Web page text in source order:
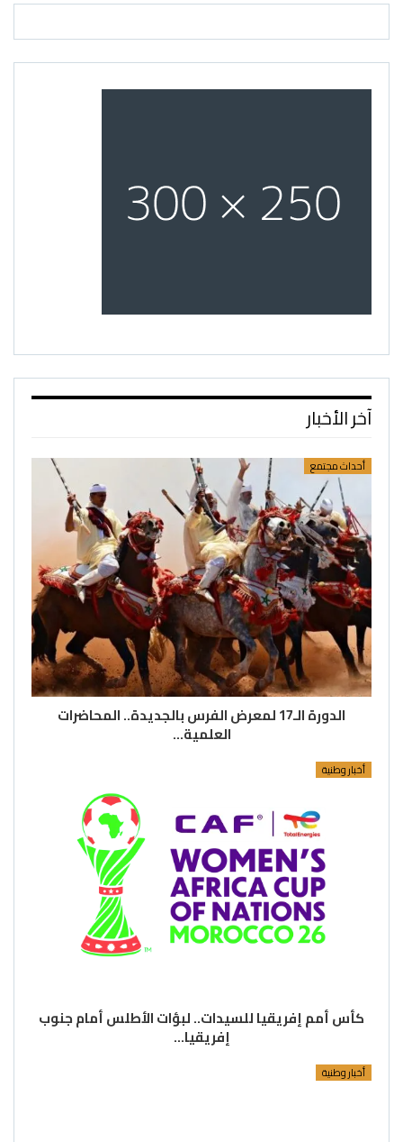
آخر الأخبار
أحداث مجتمع
الدورة الـ17 لمعرض الفرس بالجديدة.. المحاضرات
العلمية…
أخبار وطنية
كأس أمم إفريقيا للسيدات.. لبؤات الأطلس أمام جنوب
إفريقيا…
أخبار وطنية